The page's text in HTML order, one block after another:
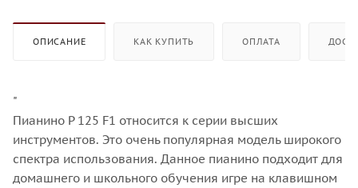
ОПИСАНИЕ КАК КУПИТЬ ОПЛАТА
"
Пианино P 125 F1 относится к серии высших
инструментов. Это очень популярная модель широкого
спектра использования. Данное пианино подходит для
домашнего и школьного обучения игре на клавишном